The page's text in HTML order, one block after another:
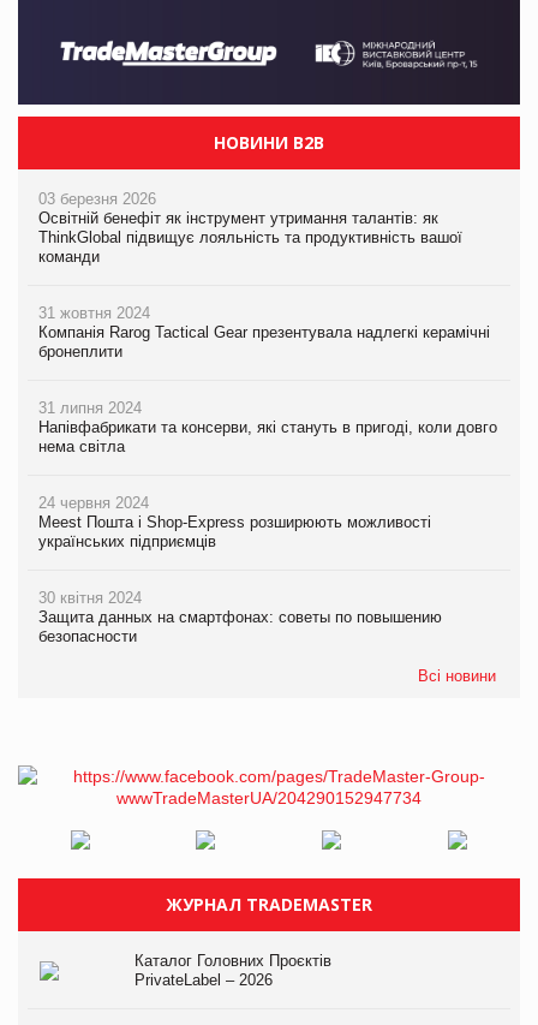
НОВИНИ B2B
03 березня 2026
Освітній бенефіт як інструмент утримання талантів: як
ThinkGlobal підвищує лояльність та продуктивність вашої
команди
31 жовтня 2024
Компанія Rarog Tactical Gear презентувала надлегкі керамічні
бронеплити
31 липня 2024
Напівфабрикати та консерви, які стануть в пригоді, коли довго
нема світла
24 червня 2024
Meest Пошта і Shop-Express розширюють можливості
українських підприємців
30 квітня 2024
Защита данных на смартфонах: советы по повышению
безопасности
Всі новини
ЖУРНАЛ TRADEMASTER
Каталог Головних Проєктів
PrivateLabel – 2026